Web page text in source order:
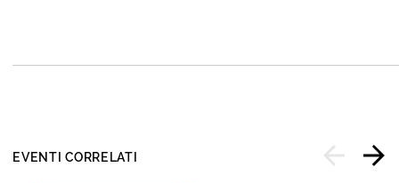
EVENTI CORRELATI